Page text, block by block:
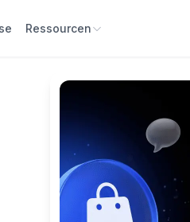
Ressourcen